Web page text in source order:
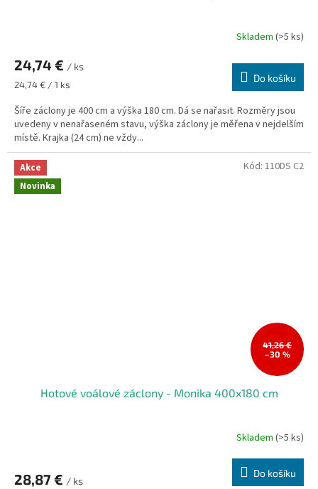
produktu
je
5,0
z
5
hvězdiček.
Skladem(>5 ks)
24,74 € / ks
Měrná
24,74 € / 1 ks
Do košíku
Šíře záclony je 400 cm a výška 180 cm. Dá se nařasit. Rozměry jsou
uvedeny v nenařaseném stavu, výška záclony je měřena v nejdelším
místě. Krajka (24 cm) ne vždy...
Akce
Novinka
41,26 €
–30 %
Hotové voálové záclony - Monika 400x180 cm
Skladem (>5 ks)
28,87 € / ks
Do košíku
Kód: 110DS C2